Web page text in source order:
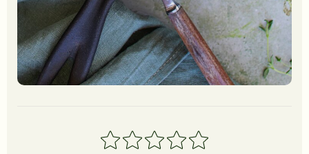
1
stjerner
2
stjerner
3
stjerner
4
stjerner
5
stjerner